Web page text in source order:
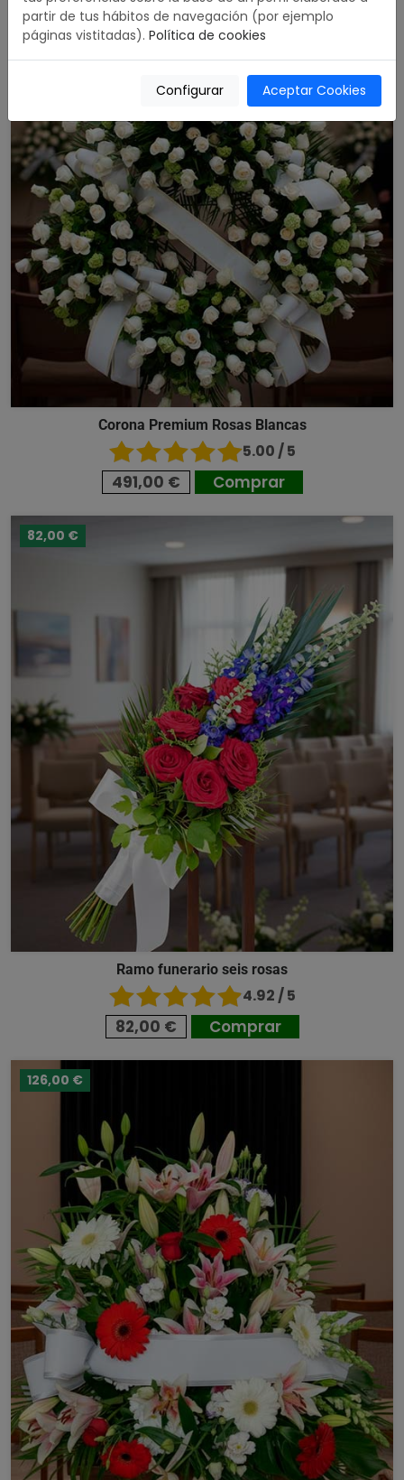
Corona Premium Rosas Blancas
5.00 / 5
491,00 € Comprar
82,00 €
Ramo funerario seis rosas
4.92 / 5
82,00 € Comprar
126,00 €
partir de tus hábitos de navegación (por ejemplo
páginas vistitadas). Política de cookies
Configurar Aceptar Cookies